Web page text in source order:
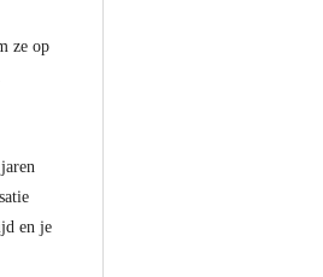
ze op
en je